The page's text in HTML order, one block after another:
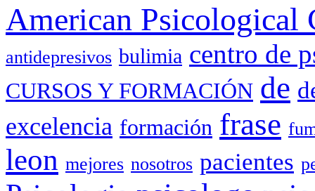
American Psicological
antidepresivos bulimia centro de
CURSOS Y FORMACIÓN de
excelencia formación frase
leon mejores nosotros pacientes